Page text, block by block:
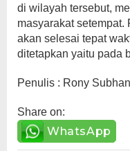
di wilayah tersebut,
masyarakat setempat.
akan selesai tepat
ditetapkan yaitu pada
Penulis : Rony
Share on:
WhatsApp